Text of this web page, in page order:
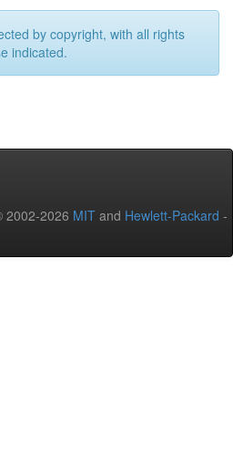
by copyright, with all rights
indicated.
2002-2026 MIT and Hewlett-Packard -